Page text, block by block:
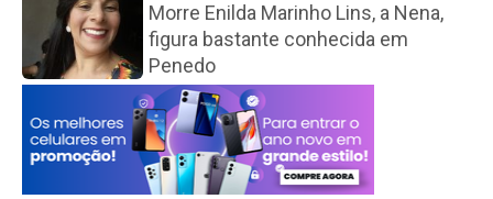
Morre Enilda Marinho Lins, a Nena,
figura bastante conhecida em
Penedo